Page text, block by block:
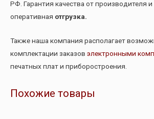
РФ. Гарантия качества от производителя и
оперативная отгрузка.
Также наша компания располагает
комплектации заказов электронными
печатных плат и приборостроения.
Похожие товары